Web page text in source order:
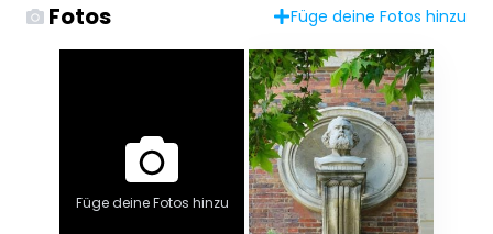
Fotos Füge deine Fotos hinzu
Füge deine Fotos hinzu